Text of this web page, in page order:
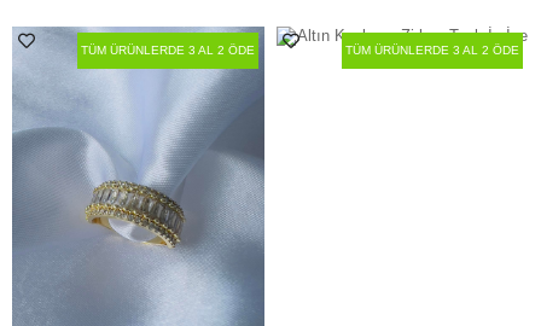
TÜM ÜRÜNLERDE 3 AL 2 ÖDE TÜM ÜRÜNLERDE 3 AL 2 ÖDE